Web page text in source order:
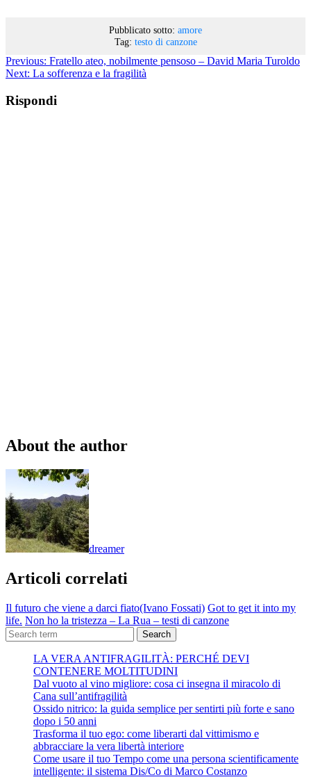
Pubblicato sotto: amore
Tag: testo di canzone
Previous: Fratello ateo, nobilmente pensoso – David Maria Turoldo
Next: La sofferenza e la fragilità
Rispondi
About the author
dreamer
Articoli correlati
Il futuro che viene a darci fiato(Ivano Fossati) Got to get it into my
life. Non ho la tristezza – La Rua – testi di canzone
Search
LA VERA ANTIFRAGILITÀ: PERCHÉ DEVI
CONTENERE MOLTITUDINI
Dal vuoto al vino migliore: cosa ci insegna il miracolo di
Cana sull’antifragilità
Ossido nitrico: la guida semplice per sentirti più forte e sano
dopo i 50 anni
Trasforma il tuo ego: come liberarti dal vittimismo e
abbracciare la vera libertà interiore
Come usare il tuo Tempo come una persona scientificamente
intelligente: il sistema Dis/Co di Marco Costanzo